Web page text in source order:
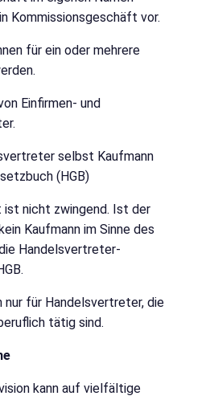
Kommissionsgeschäft vor.
für ein oder mehrere
Einfirmen- und
selbst Kaufmann
(HGB)
ist nicht zwingend. Ist der
Kaufmann im Sinne des
Handelsvertreter-
nur für Handelsvertreter, die
tätig sind.
kann auf vielfältige